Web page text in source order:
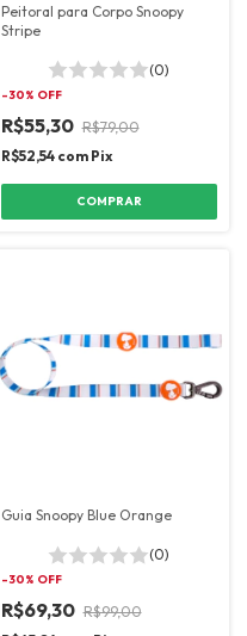
Peitoral para Corpo Snoopy
Stripe
(0)
-30% OFF
R$55,30 R$79,00
R$52,54 com Pix
COMPRAR
Guia Snoopy Blue Orange
(0)
-30% OFF
R$69,30 R$99,00